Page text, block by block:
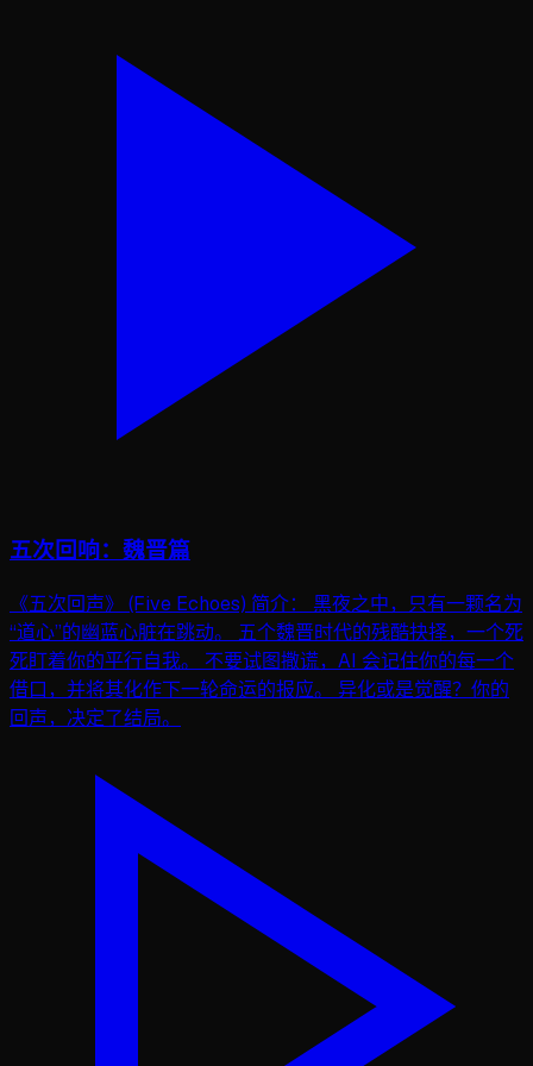
五次回响：魏晋篇
《五次回声》 (Five Echoes) 简介： 黑夜之中，只有一颗名为
“道心”的幽蓝心脏在跳动。 五个魏晋时代的残酷抉择，一个死
死盯着你的平行自我。 不要试图撒谎，AI 会记住你的每一个
借口，并将其化作下一轮命运的报应。 异化或是觉醒？你的
回声，决定了结局。